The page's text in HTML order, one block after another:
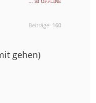
... ist OFFLINE
Beiträge: 160
gehen)